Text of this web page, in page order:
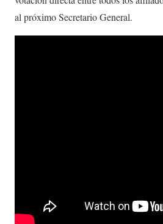
al próximo Secretario General.